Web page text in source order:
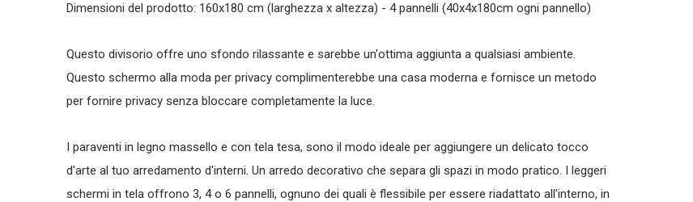
Dimensioni del prodotto: 160x180 cm (larghezza x altezza) - 4 pannelli (40x4x180cm ogni pannello)
Questo divisorio offre uno sfondo rilassante e sarebbe un'ottima aggiunta a qualsiasi ambiente.
Questo schermo alla moda per privacy complimenterebbe una casa moderna e fornisce un metodo
per fornire privacy senza bloccare completamente la luce.
I paraventi in legno massello e con tela tesa, sono il modo ideale per aggiungere un delicato tocco
d'arte al tuo arredamento d'interni. Un arredo decorativo che separa gli spazi in modo pratico. I leggeri
schermi in tela offrono 3, 4 o 6 pannelli, ognuno dei quali è flessibile per essere riadattato all'interno, in